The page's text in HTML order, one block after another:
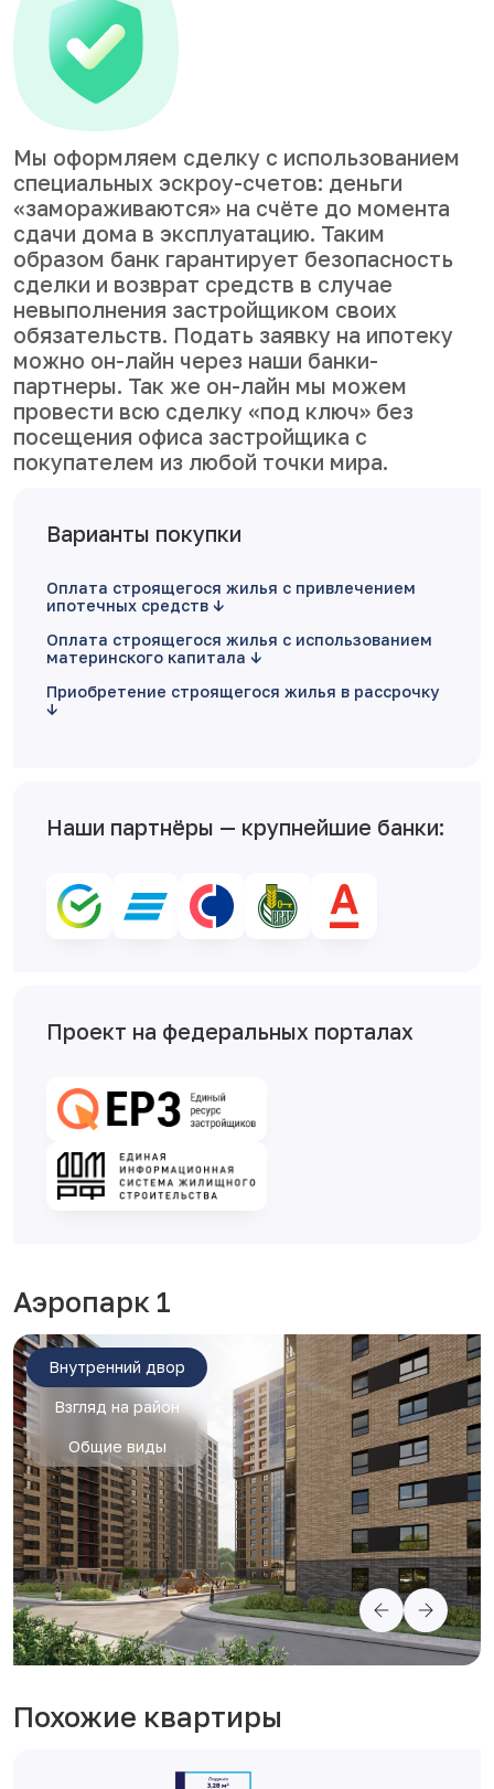
Мы оформляем сделку с использованием
специальных эскроу-счетов: деньги
«замораживаются» на счёте до момента
сдачи дома в эксплуатацию. Таким
образом банк гарантирует безопасность
сделки и возврат средств в случае
невыполнения застройщиком своих
обязательств. Подать заявку на ипотеку
можно он-лайн через наши банки-
партнеры. Так же он-лайн мы можем
провести всю сделку «под ключ» без
посещения офиса застройщика с
покупателем из любой точки мира.
Варианты покупки
Оплата строящегося жилья с привлечением
ипотечных средств
Оплата строящегося жилья с использованием
материнского капитала
Приобретение строящегося жилья в рассрочку
Наши партнёры — крупнейшие банки:
Проект на федеральных порталах
Аэропарк 1
Внутренний двор
Взгляд на район
Общие виды
Похожие квартиры